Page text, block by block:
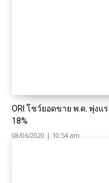
ORI โชว์ยอดขาย พ.ค. พุ่งแ
18%
08/06/2020 | 10:54 am